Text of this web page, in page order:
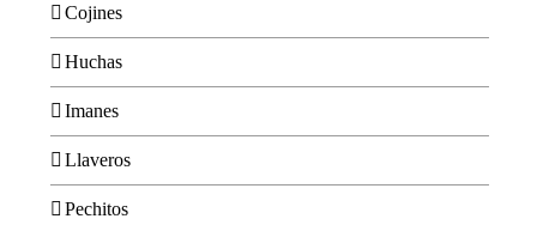
Cojines
Huchas
Imanes
Llaveros
Pechitos